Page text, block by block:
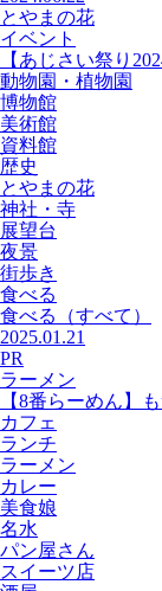
とやまの花
イベント
【あじさい祭り
動物園・植物園
博物館
美術館
資料館
歴史
とやまの花
神社・寺
展望台
夜景
街歩き
食べる
食べる
（すべて）
2025.01.21
PR
ラーメン
【8番らーめん】
カフェ
ランチ
ラーメン
カレー
美食娘
名水
パン屋さん
スイーツ店